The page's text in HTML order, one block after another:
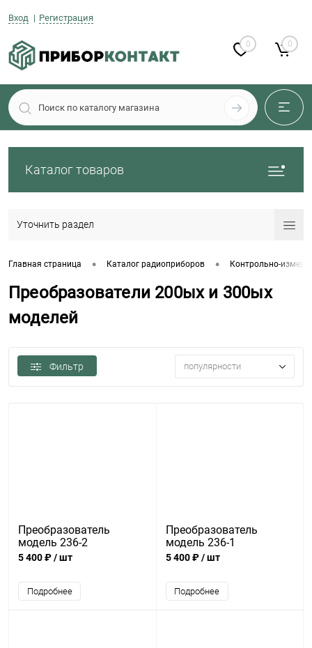
Вход Регистрация
0 0
Каталог товаров
Уточнить раздел
Главная страница • Каталог радиоприборов • Контрольно-
Преобразователи 200ых и 300ых
моделей
Фильтр популярности
Преобразователь
модель 236-2
5 400 ₽/ шт
Подробнее
Преобразователь
модель 236-1
5 400 ₽/ шт
Подробнее